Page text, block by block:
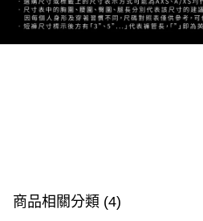
商品相關分類 (4)